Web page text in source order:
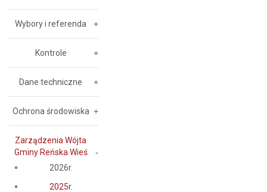
Wybory i referenda
Kontrole
Dane techniczne
Ochrona środowiska
Zarządzenia Wójta
Gminy Reńska Wieś
2026r.
2025r.